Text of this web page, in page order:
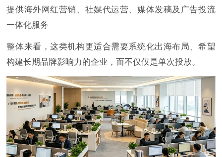
提供海外网红营销、社媒代运营、媒体发稿及广告投流
一体化服务
整体来看，这类机构更适合需要系统化出海布局、希望
构建长期品牌影响力的企业，而不仅仅是单次投放。